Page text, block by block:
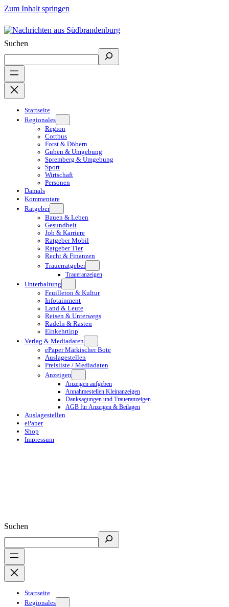
Zum Inhalt springen
Suchen
Startseite
Regionales
Region
Cottbus
Forst & Döbern
Guben & Umgebung
Spremberg & Umgebung
Sport
Wirtschaft
Personen
Damals
Kommentare
Ratgeber
Bauen & Leben
Gesundheit
Job & Karriere
Ratgeber Mobil
Ratgeber Tier
Recht & Finanzen
Trauerratgeber
Traueranzeigen
Unterhaltung
Feuilleton & Kultur
Infotainment
Land & Leute
Reisen & Unterwegs
Radeln & Rasten
Einkehrtipp
Verlag & Mediadaten
ePaper Märkischer Bote
Auslagestellen
Preisliste / Mediadaten
Anzeigen
Anzeigen aufgeben
Annahmestellen Kleinanzeigen
Danksagungen und Traueranzeigen
AGB für Anzeigen & Beilagen
Auslagestellen
ePaper
Shop
Impressum
Suchen
Startseite
Regionales